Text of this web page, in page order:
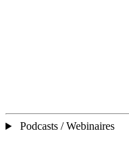
Podcasts / Webinaires